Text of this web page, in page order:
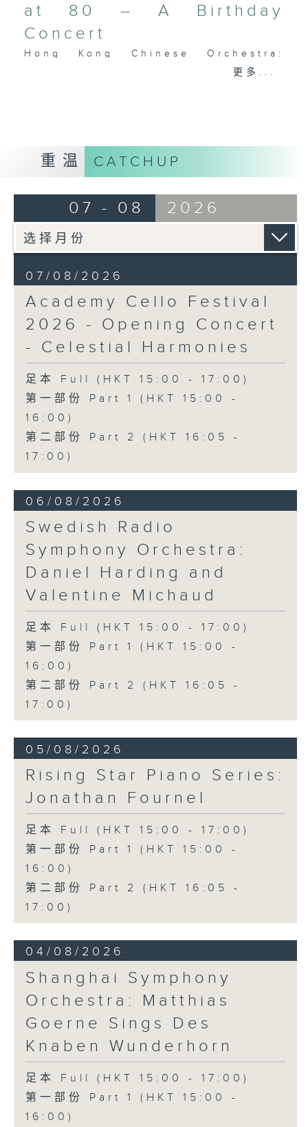
歌舒咏（考夫曼改编）
罗西尼
《威廉．泰尔》序曲（为六把大提琴而作）
角野隼斗（张希文改编）
《雨》 (5’)
植松伸夫（叶进杰改编）
《最终幻想：米德加幻想》组曲 (15’)
香港演艺学院主办
2026年4月18日香港演艺学院区永熙音乐厅
录音
录音由香港演艺学院提供
at 80 – A Birthday
Concert
Hong Kong Chinese Orchestra:
Doming Lam at 80 – A Birthday
Doming LAM
Greetings Fanfare (4’)
Ancient Melodies (Doming LAM
Moonlight over the Spring River
(12’)
The Lament of Lady Zhaojun (8’)
Doming LAM
Autumn Execution (20’)
The Insect World (22’)
Presented by the Hong Kong
Chinese Orchestra as part of the
Recorded at Hong Kong City Hall
Concert Hall on 26/2/2006.
香港中乐团：林乐培八十大寿志庆音乐会
罗乃新（钢琴）
《祝贺吹打序乐》 (4’)
古曲（林乐培移植）
《春江花月夜》 (12’)
《昭君怨》 (8’)
《秋决》 (20’)
香港中乐团主办，2006年香港艺术节节目。
2006年2月26日香港大会堂音乐厅录音。
更多...
重温 CATCHUP
07 - 08 2026
07/08/2026
Academy Cello Festival
2026 - Opening Concert
- Celestial Harmonies
足本 Full (HKT 15:00 - 17:00)
第一部份 Part 1 (HKT 15:00 -
16:00)
第二部份 Part 2 (HKT 16:05 -
17:00)
06/08/2026
Swedish Radio
Symphony Orchestra:
Daniel Harding and
Valentine Michaud
足本 Full (HKT 15:00 - 17:00)
第一部份 Part 1 (HKT 15:00 -
16:00)
第二部份 Part 2 (HKT 16:05 -
17:00)
05/08/2026
Rising Star Piano Series:
Jonathan Fournel
足本 Full (HKT 15:00 - 17:00)
第一部份 Part 1 (HKT 15:00 -
16:00)
第二部份 Part 2 (HKT 16:05 -
17:00)
04/08/2026
Shanghai Symphony
Orchestra: Matthias
Goerne Sings Des
Knaben Wunderhorn
足本 Full (HKT 15:00 - 17:00)
第一部份 Part 1 (HKT 15:00 -
16:00)